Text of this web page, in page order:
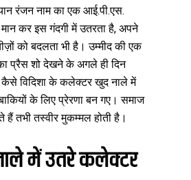
रंजन नाम का एक आई.पी.एस.
कर इस गंदगी में उतरता है, अपने
को बदलता भी है। उम्मीद की एक
प्रैस शो देखने के अगले ही दिन
कैसे विदिशा के कलेक्टर खुद नाले में
के लिए प्रेरणा बन गए। समाज
तभी तस्वीर मुकम्मल होती है।